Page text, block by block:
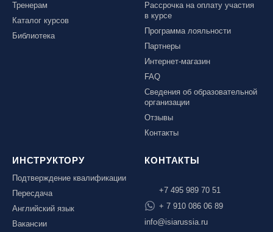
Тренерам
Каталог курсов
Библиотека
Рассрочка на оплату участия
в курсе
Программа лояльности
Партнеры
Интернет-магазин
FAQ
Сведения об образовательной
организации
Отзывы
Контакты
ИНСТРУКТОРУ
Подтверждение квалификации
Пересдача
Английский язык
Вакансии
КОНТАКТЫ
+7 495 989 70 51
+ 7 910 086 06 89
info@isiarussia.ru